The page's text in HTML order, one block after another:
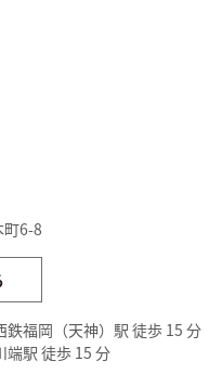
町6-8
鉄福岡（天神）駅 徒歩 15 分
端駅 徒歩 15 分